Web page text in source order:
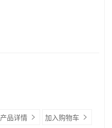
产品详情 加入购物车